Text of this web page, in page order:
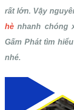
rất lớn. Vậy
hè nhanh chóng
Gấm Phát tìm
nhé.